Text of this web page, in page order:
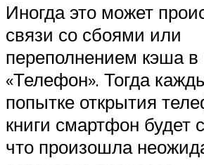
Иногда это может
связи со сбоями или
переполнением кэша
«Телефон». Тогда
попытке открытия
книги смартфон будет
что произошла